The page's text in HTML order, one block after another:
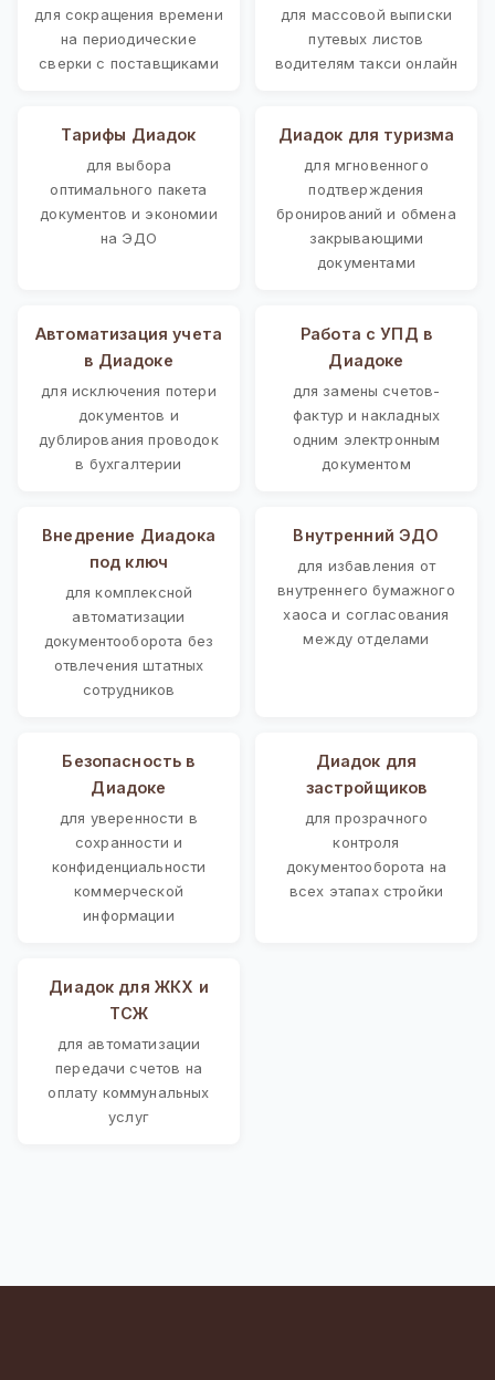
для сокращения времени
на периодические
сверки с поставщиками
для массовой выписки
путевых листов
водителям такси онлайн
Тарифы Диадок
для выбора
оптимального пакета
документов и экономии
на ЭДО
Диадок для туризма
для мгновенного
подтверждения
бронирований и обмена
закрывающими
документами
Автоматизация учета
в Диадоке
для исключения потери
документов и
дублирования проводок
в бухгалтерии
Работа с УПД в
Диадоке
для замены счетов-
фактур и накладных
одним электронным
документом
Внедрение Диадока
под ключ
для комплексной
автоматизации
документооборота без
отвлечения штатных
сотрудников
Внутренний ЭДО
для избавления от
внутреннего бумажного
хаоса и согласования
между отделами
Безопасность в
Диадоке
для уверенности в
сохранности и
конфиденциальности
коммерческой
информации
Диадок для
застройщиков
для прозрачного
контроля
документооборота на
всех этапах стройки
Диадок для ЖКХ и
ТСЖ
для автоматизации
передачи счетов на
оплату коммунальных
услуг